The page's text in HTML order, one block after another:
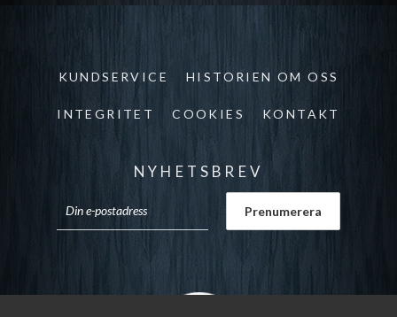
KUNDSERVICE HISTORIEN OM OSS
INTEGRITET COOKIES KONTAKT
NYHETSBREV